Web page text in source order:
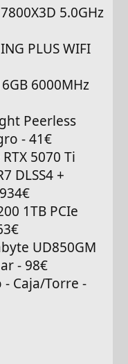
5.0GHz
PLUS WIFI
6000MHz
Peerless
- 41€
5070 Ti
DLSS4 +
1TB PCIe
UD850GM
- 98€
- Caja/Torre -